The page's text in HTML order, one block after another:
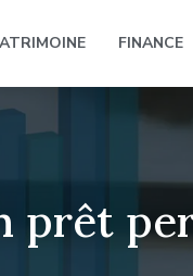
FINANCE
prêt